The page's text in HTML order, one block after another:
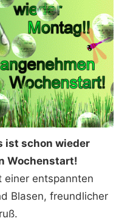
ist schon wieder
Wochenstart!
einer entspannten
Blasen, freundlicher